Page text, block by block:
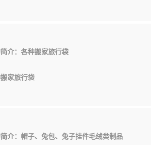
介：各种搬家旅行袋
家旅行袋
介：帽子、兔包、兔子挂件毛绒类制品